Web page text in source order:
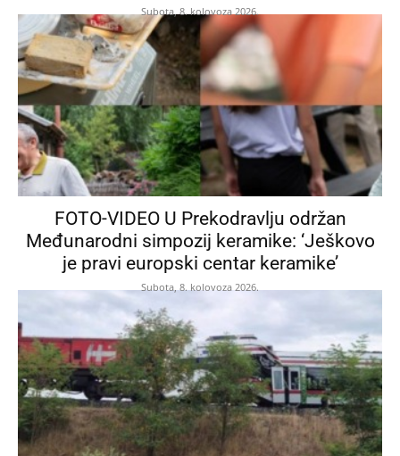
Subota, 8. kolovoza 2026.
FOTO-VIDEO U Prekodravlju održan
Međunarodni simpozij keramike: ‘Ješkovo
je pravi europski centar keramike’
Subota, 8. kolovoza 2026.